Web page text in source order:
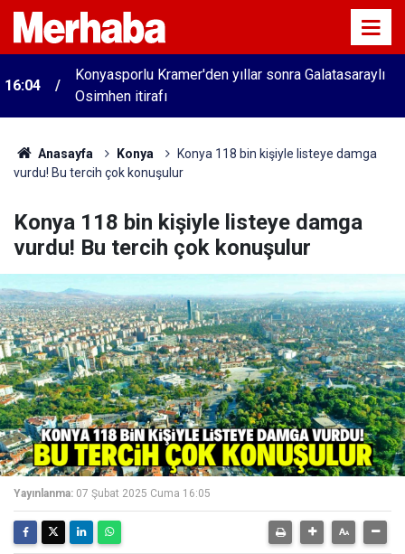
16:04
Konyasporlu Kramer'den yıllar sonra Galatasaraylı
Osimhen itirafı
Anasayfa Konya
Konya 118 bin kişiyle listeye damga
vurdu! Bu tercih çok konuşulur
Konya 118 bin kişiyle listeye damga
vurdu! Bu tercih çok konuşulur
Yayınlanma: 07 Şubat 2025 Cuma 16:05